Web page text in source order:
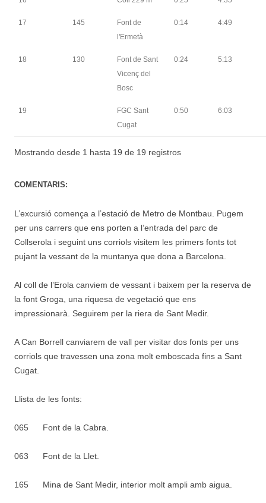
17 145
Font de
l'Ermetà
0:14 4:49
18 130
Font de Sant
Vicenç del
Bosc
0:24 5:13
19
FGC Sant
Cugat
0:50 6:03
Mostrando desde 1 hasta 19 de 19 registros
COMENTARIS:
L’excursió comença a l’estació de Metro de Montbau. Pugem
per uns carrers que ens porten a l’entrada del parc de
Collserola i seguint uns corriols visitem les primers fonts tot
pujant la vessant de la muntanya que dona a Barcelona.
Al coll de l’Erola canviem de vessant i baixem per la reserva de
la font Groga, una riquesa de vegetació que ens
impressionarà. Seguirem per la riera de Sant Medir.
A Can Borrell canviarem de vall per visitar dos fonts per uns
corriols que travessen una zona molt emboscada fins a Sant
Cugat.
Llista de les fonts:
065 Font de la Cabra.
063 Font de la Llet.
165 Mina de Sant Medir, interior molt ampli amb aigua.